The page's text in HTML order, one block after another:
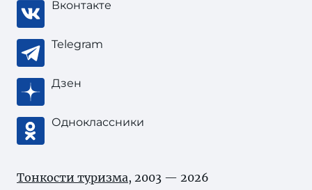
Вконтакте
Telegram
Дзен
Одноклассники
Тонкости туризма, 2003 — 2026